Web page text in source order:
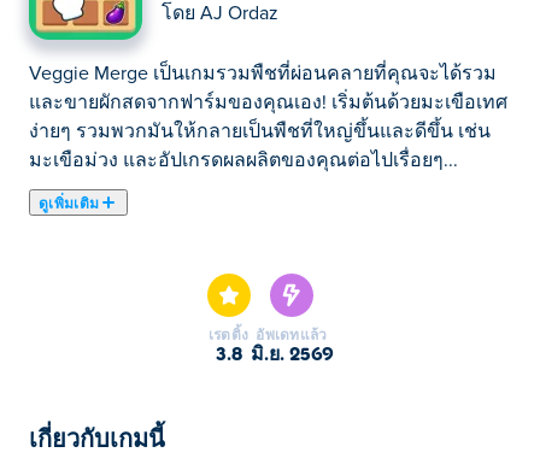
โดย AJ Ordaz
Veggie Merge เป็นเกมรวมพืชที่ผ่อนคลายที่คุณจะได้รวม
และขายผักสดจากฟาร์มของคุณเอง! เริ่มต้นด้วยมะเขือเทศ
ง่ายๆ รวมพวกมันให้กลายเป็นพืชที่ใหญ่ขึ้นและดีขึ้น เช่น
มะเขือม่วง และอัปเกรดผลผลิตของคุณต่อไปเรื่อยๆ...
ดูเพิ่มเติม
ง่ายๆ รวมพวกมันให้กลายเป็นพืชที่ใหญ่ขึ้นและดีขึ้น เช่น
มะเขือม่วง และอัปเกรดผลผลิตของคุณต่อไปเรื่อยๆ เสิร์ฟ
ผักที่ลูกค้าต้องการ รับเงิน และขยายฟาร์มของคุณโดยการ
วิธีเล่นเกม Veggie Merge?
เรตติ้ง
3.8
อัพเดทแล้ว
มิ.ย. 2569
เกี่ยวกับเกมนี้